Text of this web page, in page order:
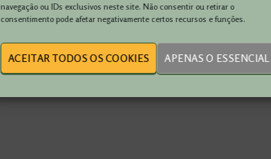
navegação ou IDs exclusivos neste site. Não consentir ou retirar o
consentimento pode afetar negativamente certos recursos e funções.
ACEITAR TODOS OS COOKIES APENAS O ESSENCIAL